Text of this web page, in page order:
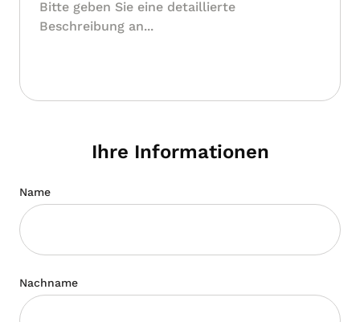
Ihre Informationen
Name
Nachname